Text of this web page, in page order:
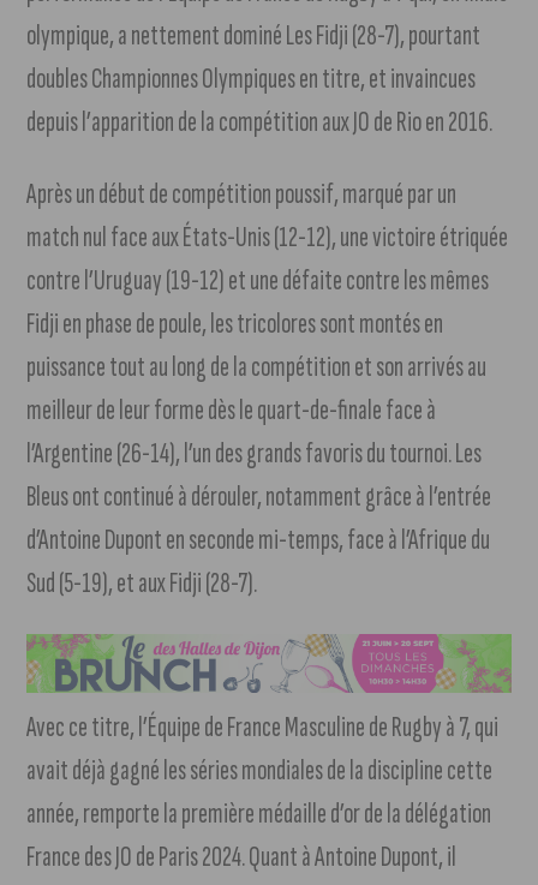
olympique, a nettement dominé Les Fidji (28-7), pourtant
doubles Championnes Olympiques en titre, et invaincues
depuis l’apparition de la compétition aux JO de Rio en 2016.
Après un début de compétition poussif, marqué par un
match nul face aux États-Unis (12-12), une victoire étriquée
contre l’Uruguay (19-12) et une défaite contre les mêmes
Fidji en phase de poule, les tricolores sont montés en
puissance tout au long de la compétition et son arrivés au
meilleur de leur forme dès le quart-de-finale face à
l’Argentine (26-14), l’un des grands favoris du tournoi. Les
Bleus ont continué à dérouler, notamment grâce à l’entrée
d’Antoine Dupont en seconde mi-temps, face à l’Afrique du
Sud (5-19), et aux Fidji (28-7).
Avec ce titre, l’Équipe de France Masculine de Rugby à 7, qui
avait déjà gagné les séries mondiales de la discipline cette
année, remporte la première médaille d’or de la délégation
France des JO de Paris 2024. Quant à Antoine Dupont, il